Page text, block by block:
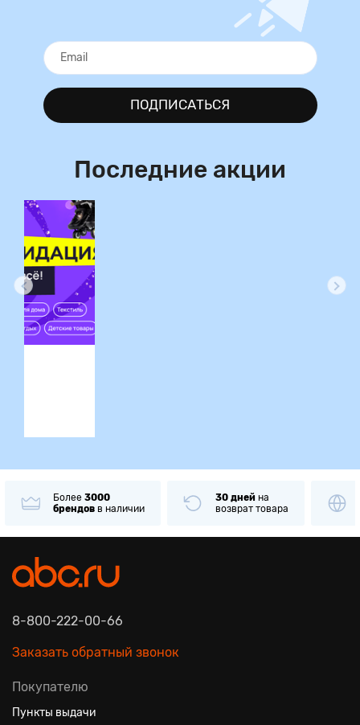
ПОДПИСАТЬСЯ
Последние акции
Более 3000
брендов в наличии
30 дней на
возврат товара
8-800-222-00-66
Заказать обратный звонок
Покупателю
Пункты выдачи